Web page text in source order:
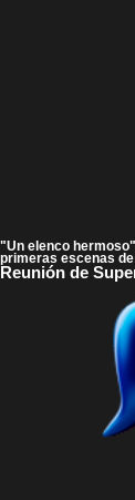
"Un elenco
primeras escenas
Reunión de